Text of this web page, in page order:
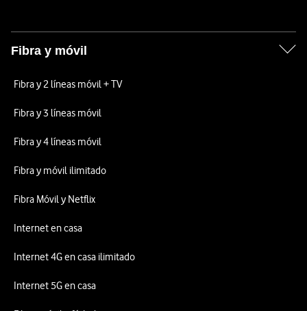
Fibra y móvil
Fibra y 2 líneas móvil + TV
Fibra y 3 líneas móvil
Fibra y 4 líneas móvil
Fibra y móvil ilimitado
Fibra Móvil y Netflix
Internet en casa
Internet 4G en casa ilimitado
Internet 5G en casa